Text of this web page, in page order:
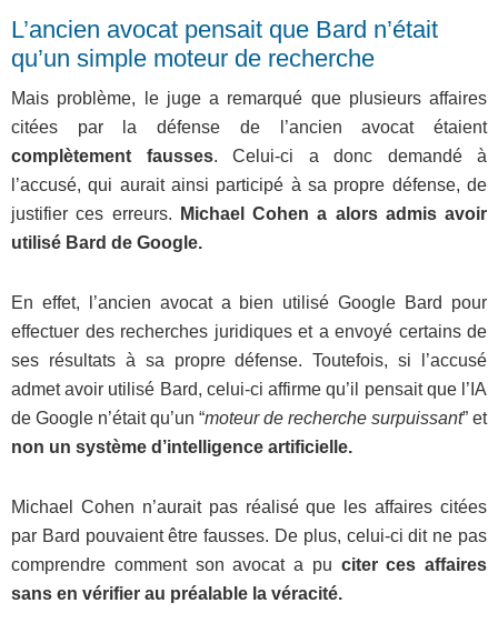
L’ancien avocat pensait que Bard n’était
qu’un simple moteur de recherche
Mais problème, le juge a remarqué que plusieurs affaires
citées par la défense de l’ancien avocat étaient
complètement fausses. Celui-ci a donc demandé à
l’accusé, qui aurait ainsi participé à sa propre défense, de
justifier ces erreurs.
Michael Cohen a alors admis avoir
utilisé Bard de Google.
En effet, l’ancien avocat a bien utilisé Google Bard pour
effectuer des recherches juridiques et a envoyé certains de
ses résultats à sa propre défense. Toutefois, si l’accusé
admet avoir utilisé Bard, celui-ci affirme qu’il pensait que l’IA
de Google n’était qu’un “moteur de recherche surpuissant” et
non un système d’intelligence artificielle.
Michael Cohen n’aurait pas réalisé que les affaires citées
par Bard pouvaient être fausses. De plus, celui-ci dit ne pas
comprendre comment son avocat a pu citer ces affaires
sans en vérifier au préalable la véracité.